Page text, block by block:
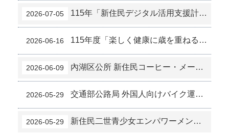
2026-07-05 115年「新住民デジタル活用支援計画」無料IT講座（7-1）
2026-06-16 115年度「楽しく健康に歳を重ねる ― 栄養を学んで健康づくり：新住民健康サポートグループ」参加者募集のお知らせ！ (6-8)
2026-06-09 內湖区公所 新住民コーヒー・メーカー講座参加者募集のお知らせ～ (6-3)
2026-05-29 交通部公路局 外国人向けバイク運転訓練補助政策のお知らせ (5-12)
2026-05-29 新住民二世青少女エンパワーメント講座「私の少女時代～自己探求ワークショップ」参加者募集開始のお知らせ (5-10)